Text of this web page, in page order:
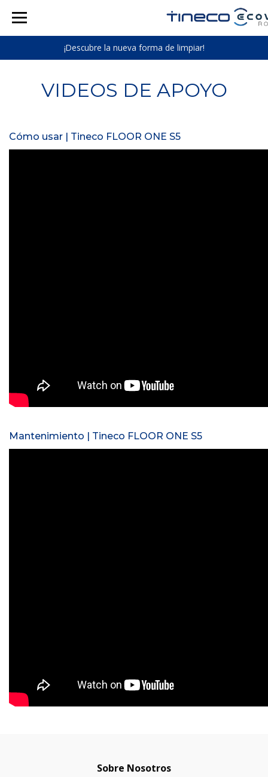
¡Descubre la nueva forma de limpiar!
VIDEOS DE APOYO
Cómo usar | Tineco FLOOR ONE S5
Mantenimiento | Tineco FLOOR ONE S5
Sobre Nosotros